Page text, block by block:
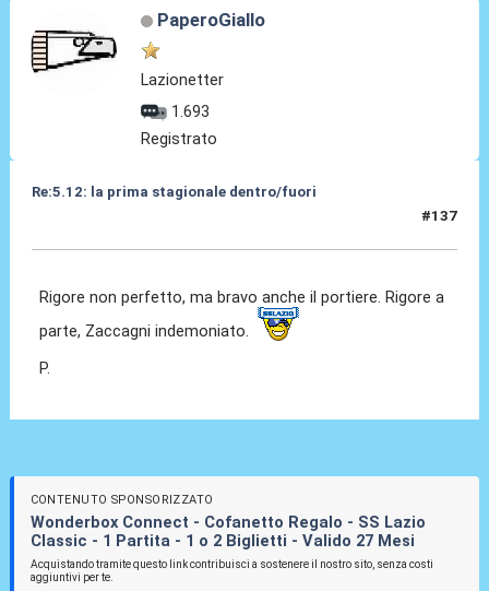
PaperoGiallo
Lazionetter
1.693
Registrato
Re:5.12: la prima stagionale dentro/fuori
#137
Rigore non perfetto, ma bravo anche il portiere. Rigore a
parte, Zaccagni indemoniato.
P.
CONTENUTO SPONSORIZZATO
Wonderbox Connect - Cofanetto Regalo - SS Lazio
Classic - 1 Partita - 1 o 2 Biglietti - Valido 27 Mesi
Acquistando tramite questo link contribuisci a sostenere il nostro sito, senza costi
aggiuntivi per te.